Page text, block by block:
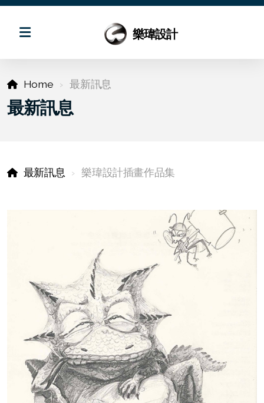
樂瑋設計
Home 最新訊息
最新訊息
最新訊息 樂瑋設計插畫作品集
後台影片教學